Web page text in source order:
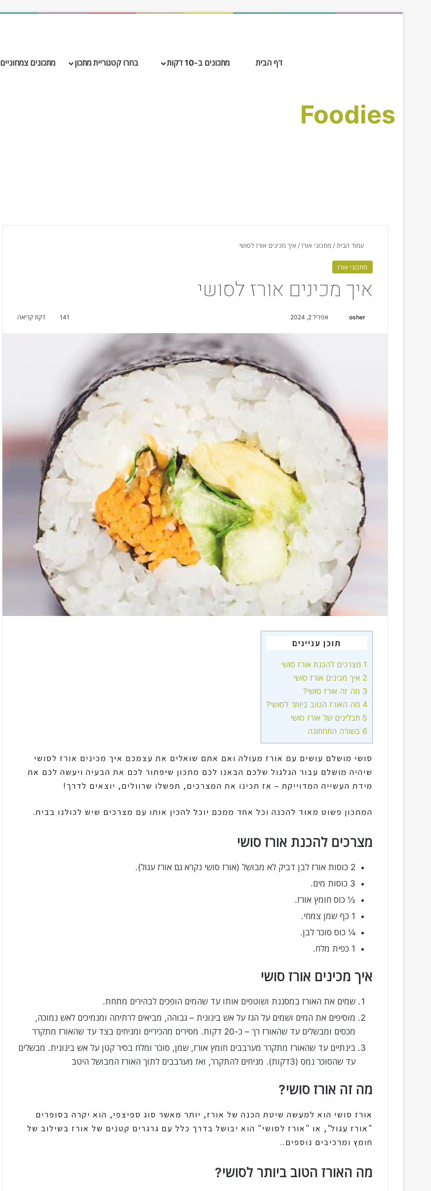
Foodies
דף הבית מתכונים ב-10 דקות בחרו קטגוריית מתכון מתכונים צמחוניים
עמוד הבית / מתכוני אורז/ איך מכינים אורז לסושי
מתכוני אורז
איך מכינים אורז לסושי
osher
i
l
אפריל 2, 2024 141 דקת קריאה
תוכן עניינים
1 מצרכים להכנת אורז סושי
2 איך מכינים אורז סושי
3 מה זה אורז סושי?
4 מה האורז הטוב ביותר לסושי?
5 תבלינים של אורז סושי
6 בשורה התחתונה
סושי מושלם עושים עם אורז מעולה ואם אתם שואלים את עצמכם איך מכינים אורז לסושי
שיהיה מושלם עבור הגלגול שלכם הבאנו לכם מתכון שיפתור לכם את הבעיה ויעשה לכם את
מידת העשייה המדוייקת – אז תכינו את המצרכים, תפשלו שרוולים, יוצאים לדרך!
המתכון פשוט מאוד להכנה וכל אחד ממכם יוכל להכין אותו עם מצרכים שיש לכולנו בבית.
מצרכים להכנת אורז סושי
2 כוסות אורז לבן דביק לא מבושל (אורז סושי נקרא גם אורז עגול).
3 כוסות מים.
½ כוס חומץ אורז.
1 כף שמן צמחי.
¼ כוס סוכר לבן.
1 כפית מלח.
איך מכינים אורז סושי
שמים את האורז במסננת ושוטפים אותו עד שהמים הופכים לבהירים מתחת.
מוסיפים את המים ושמים על הגז על אש בינונית – גבוהה, מביאים לרתיחה ומנמיכים לאש נמוכה,
מכסים ומבשלים עד שהאורז רך – כ-20 דקות. מסירים מהכיריים ומניחים בצד עד שהאורז מתקרר
בינתיים עד שהאורז מתקרר מערבבים חומץ אורז, שמן, סוכר ומלח בסיר קטן על אש בינונית. מבשלים
עד שהסוכר נמס (3דקות). מניחים להתקרר, ואז מערבבים לתוך האורז המבושל היטב
מה זה אורז סושי?
אורז סושי הוא למעשה שיטת הכנה של אורז, יותר מאשר סוג ספיצפי, הוא יקרה בסופרים
"אורז עגול", או "אורז לסושי" הוא יבושל בדרך כלל עם גרגרים קטנים של אורז בשילוב של
חומץ ומרכיבים נוספים..
מה האורז הטוב ביותר לסושי?